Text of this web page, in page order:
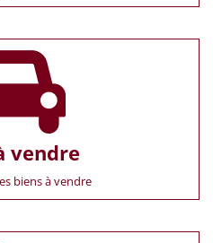
vendre
biens à vendre